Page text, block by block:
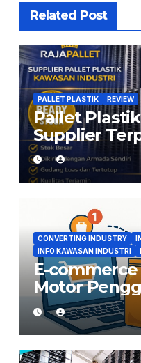
Related Post
PALLET PLASTIK REVIEW
Pallet
Supplier
Kirim dari
CONVERTING INDUSTRY
INFO KAWASAN INDUSTRI
E-
Motor
Permintaan
Indonesia